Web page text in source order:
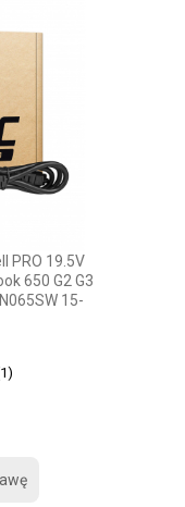
PRO 19.5V
650 G2 G3
15-